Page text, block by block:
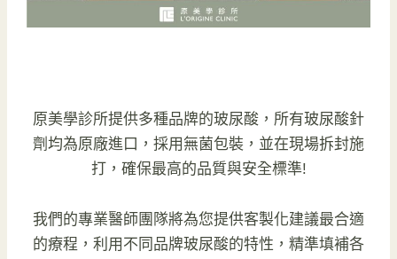
原美學診所提供多種品牌的玻尿酸，所有玻尿酸針
劑均為原廠進口，採用無菌包裝，並在現場拆封施
打，確保最高的品質與安全標準!
我們的專業醫師團隊將為您提供客製化建議最合適
的療程，利用不同品牌玻尿酸的特性，精準填補各